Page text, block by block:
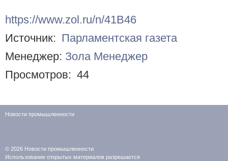
https://www.zol.ru/n/41B46
Источник: Парламентская газета
Менеджер: Зола Менеджер
Просмотров: 44
Новости промышленности
© 2026 Новости промышленности
Использование открытых материалов разрешается